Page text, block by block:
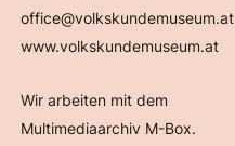
office@volkskundemuseum.at
www.volkskundemuseum.at
Wir arbeiten mit dem
Multimediaarchiv M-Box.